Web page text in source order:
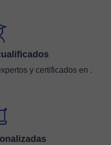
y certificados en .